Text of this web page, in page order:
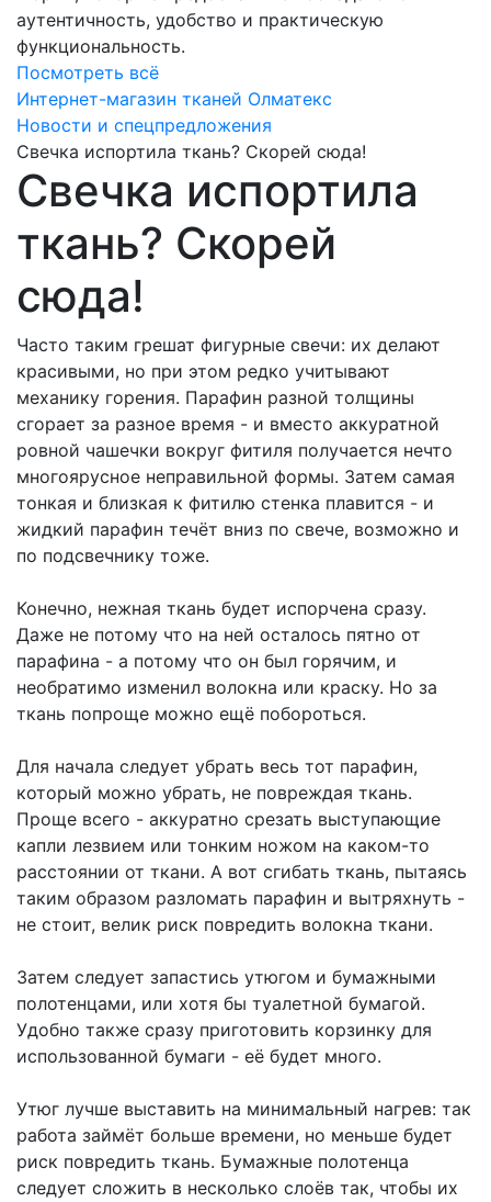
аутентичность, удобство и практическую
функциональность.
Посмотреть всё
Интернет-магазин тканей Олматекс
Новости и спецпредложения
Свечка испортила ткань? Скорей сюда!
Свечка испортила
ткань? Скорей
сюда!
Часто таким грешат фигурные свечи: их делают
красивыми, но при этом редко учитывают
механику горения. Парафин разной толщины
сгорает за разное время - и вместо аккуратной
ровной чашечки вокруг фитиля получается нечто
многоярусное неправильной формы. Затем самая
тонкая и близкая к фитилю стенка плавится - и
жидкий парафин течёт вниз по свече, возможно и
по подсвечнику тоже.
Конечно, нежная ткань будет испорчена сразу.
Даже не потому что на ней осталось пятно от
парафина - а потому что он был горячим, и
необратимо изменил волокна или краску. Но за
ткань попроще можно ещё побороться.
Для начала следует убрать весь тот парафин,
который можно убрать, не повреждая ткань.
Проще всего - аккуратно срезать выступающие
капли лезвием или тонким ножом на каком-то
расстоянии от ткани. А вот сгибать ткань, пытаясь
таким образом разломать парафин и вытряхнуть -
не стоит, велик риск повредить волокна ткани.
Затем следует запастись утюгом и бумажными
полотенцами, или хотя бы туалетной бумагой.
Удобно также сразу приготовить корзинку для
использованной бумаги - её будет много.
Утюг лучше выставить на минимальный нагрев: так
работа займёт больше времени, но меньше будет
риск повредить ткань. Бумажные полотенца
следует сложить в несколько слоёв так, чтобы их